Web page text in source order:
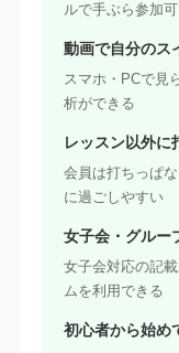
ルで手ぶら参加可
動画で自分のス
スマホ・PCで見
析ができる
レッスン以外に
会員は打ちっぱ
に過ごしやすい
女子会・グルー
女子会対応の記
ムを利用できる
初心者から始め